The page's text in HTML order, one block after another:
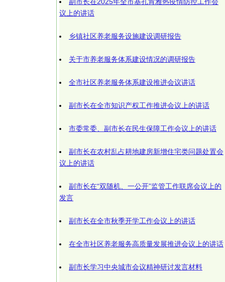
议上的讲话
乡镇社区养老服务设施建设调研报告
关于市养老服务体系建设情况的调研报告
全市社区养老服务体系建设推进会议讲话
副市长在全市知识产权工作推进会议上的讲话
市委常委、副市长在民生保障工作会议上的讲话
副市长在农村乱占耕地建房新增住宅类问题处置会
议上的讲话
副市长在“双随机、一公开”监管工作联席会议上的
发言
副市长在全市秋季开学工作会议上的讲话
在全市社区养老服务高质量发展推进会议上的讲话
副市长学习中央城市会议精神研讨发言材料